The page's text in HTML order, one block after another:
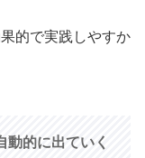
的で実践しやすか
動的に出ていく